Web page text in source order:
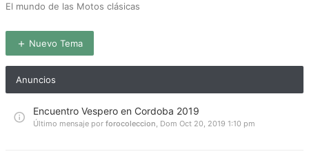
El mundo de las Motos clásicas
Nuevo Tema
Anuncios
Encuentro Vespero en Cordoba 2019
Último mensaje por forocoleccion, Dom Oct 20, 2019 1:10 pm